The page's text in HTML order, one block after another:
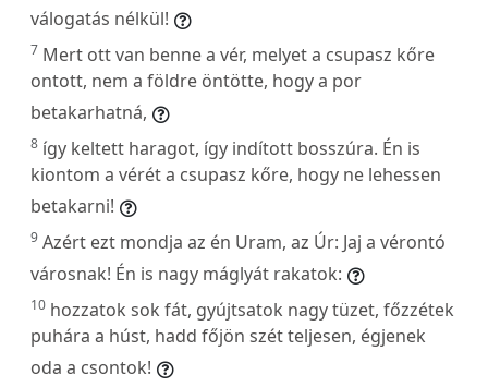
válogatás nélkül!
7 Mert ott van benne a vér, melyet a csupasz kőre
ontott, nem a földre öntötte, hogy a por
betakarhatná,
8 így keltett haragot, így indított bosszúra. Én is
kiontom a vérét a csupasz kőre, hogy ne lehessen
betakarni!
9 Azért ezt mondja az én Uram, az Úr: Jaj a vérontó
városnak! Én is nagy máglyát rakatok:
10 hozzatok sok fát, gyújtsatok nagy tüzet, főzzétek
puhára a húst, hadd főjön szét teljesen, égjenek
oda a csontok!